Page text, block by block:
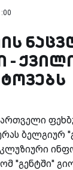
-
ბელგიურ
''გენტში''